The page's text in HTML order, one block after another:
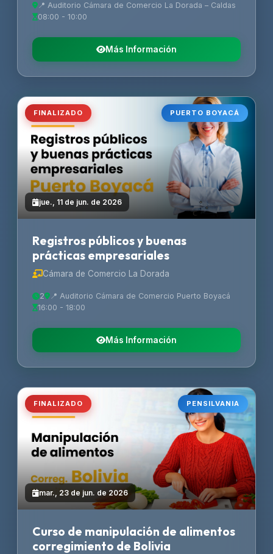
📍 Auditorio Cámara de Comercio La Dorada – Caldas
08:00 - 10:00
Más Información
PUERTO BOYACÁ
jue., 11 de jun. de 2026
FINALIZADO
Registros públicos y buenas
prácticas empresariales
Cámara de Comercio La Dorada
2
📍 Auditorio Cámara de Comercio Puerto Boyacá
16:00 - 18:00
Más Información
PENSILVANIA
mar., 23 de jun. de 2026
FINALIZADO
Curso de manipulación de alimentos
corregimiento de Bolivia